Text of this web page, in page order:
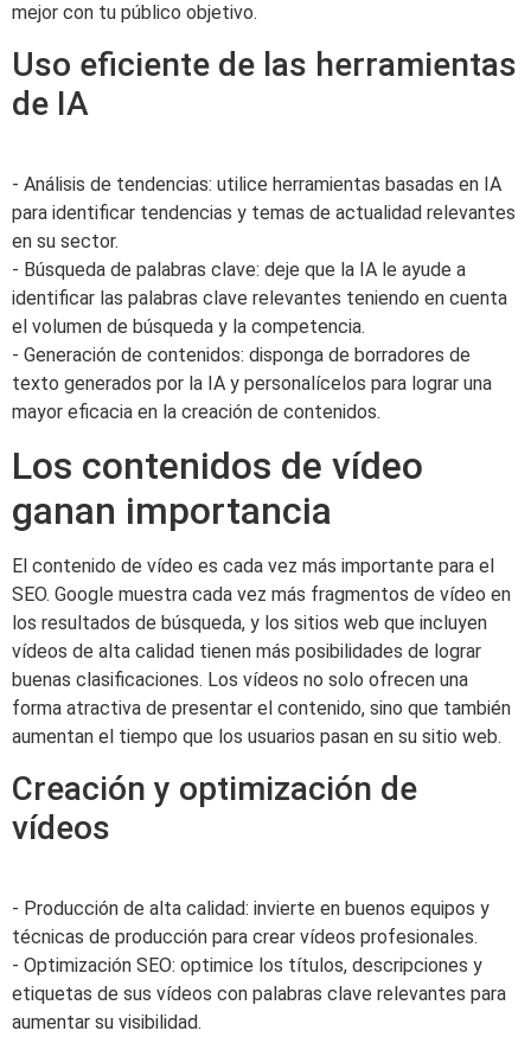
mejor con tu público objetivo.
Uso eficiente de las herramientas
de IA
- Análisis de tendencias: utilice herramientas basadas en IA
para identificar tendencias y temas de actualidad relevantes
en su sector.
- Búsqueda de palabras clave: deje que la IA le ayude a
identificar las palabras clave relevantes teniendo en cuenta
el volumen de búsqueda y la competencia.
- Generación de contenidos: disponga de borradores de
texto generados por la IA y personalícelos para lograr una
mayor eficacia en la creación de contenidos.
Los contenidos de vídeo
ganan importancia
El contenido de vídeo es cada vez más importante para el
SEO. Google muestra cada vez más fragmentos de vídeo en
los resultados de búsqueda, y los sitios web que incluyen
vídeos de alta calidad tienen más posibilidades de lograr
buenas clasificaciones. Los vídeos no solo ofrecen una
forma atractiva de presentar el contenido, sino que también
aumentan el tiempo que los usuarios pasan en su sitio web.
Creación y optimización de
vídeos
- Producción de alta calidad: invierte en buenos equipos y
técnicas de producción para crear vídeos profesionales.
- Optimización SEO: optimice los títulos, descripciones y
etiquetas de sus vídeos con palabras clave relevantes para
aumentar su visibilidad.